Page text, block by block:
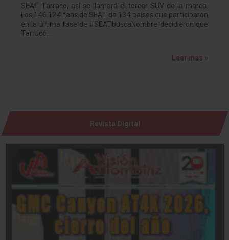
SEAT Tarraco, así se llamará el tercer SUV de la marca.
Los 146.124 fans de SEAT de 134 países que participaron
en la última fase de #SEATbuscaNombre decidieron que
Tarraco…
Leer más »
Revista Digital